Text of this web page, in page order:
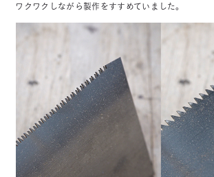
ワクワクしながら製作をすすめていました。